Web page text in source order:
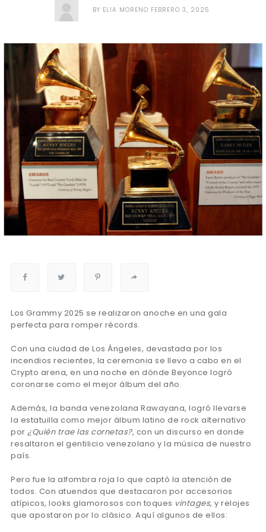
BY ELIA MORENO FEBRERO 3, 2025
Los Grammy 2025 se realizaron anoche en una gala
perfecta para romper récords.
Con una ciudad de Los Ángeles, devastada por los
incendios recientes, la ceremonia se llevo a cabo en el
Crypto arena, en una noche en dónde Beyonce logró
coronarse como el mejor álbum del año.
Además, la banda venezolana Rawayana, logró llevarse
la estatuilla como mejor álbum latino de rock alternativo
por ¿Quién trae las cornetas?, con un discurso en donde
resaltaron el gentilicio venezolano y la música de nuestro
país.
Pero fue la alfombra roja lo que captó la atención de
todos. Con atuendos que destacaron por accesorios
atípicos, looks glamorosos con toques vintages, y relojes
que apostaron por lo clásico. Aquí algunos de ellos: